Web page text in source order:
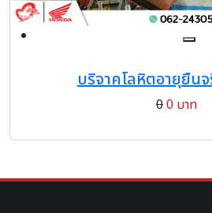
บริจาคโลหิตอายุยืน
00 บาท